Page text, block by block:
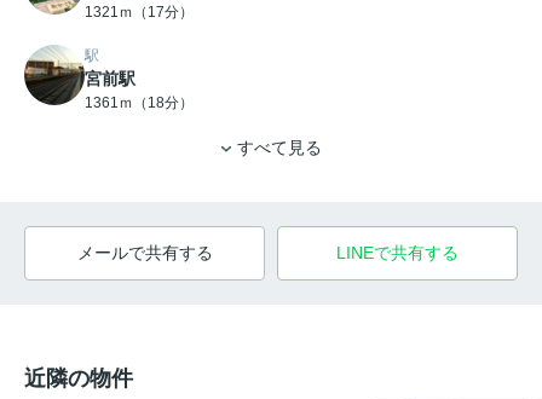
1321ｍ（17分）
駅
宮前駅
1361ｍ（18分）
すべて見る
メールで共有する LINEで共有する
近隣の物件